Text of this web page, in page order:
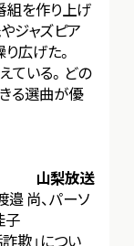
組を作り上げ
ジャズピア
広げた。
ている。どの
る選曲が優
山梨放送
邉 尚、パーソ
子
欺」につい